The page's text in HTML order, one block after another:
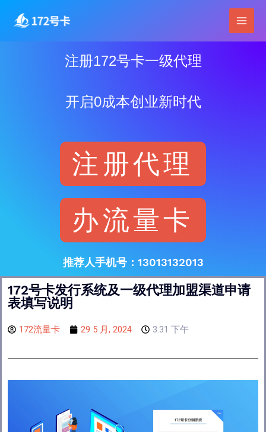
内
Main
注册172号卡一级代理
开启0成本创业新时代
注册代理
办流量卡
推荐人手机号：13013132013
172号卡发行系统及一级代理加盟渠道申请
表填写说明
172流量卡 29 5 月, 2024 3:31 下午